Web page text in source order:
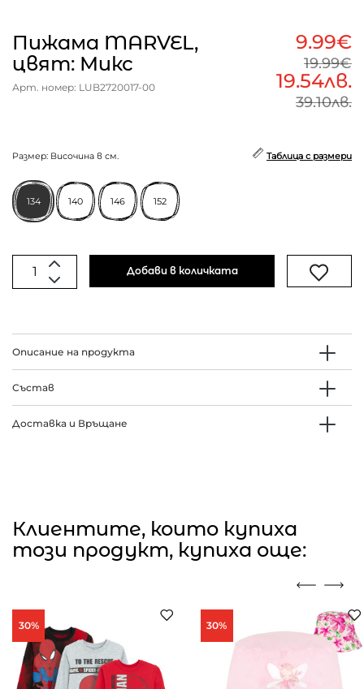
Пижама MARVEL,
цвят: Микс
Арт. номер: LUB2720017-00
9.99€
19.99€
19.54лв.
39.10лв.
Размер: Височина в см. Таблица с размери
134 140 146 152
Добави в количката
Описание на продукта
Състав
Доставка и Връщане
Клиентите, които купиха
този продукт, купиха още:
30% 30%